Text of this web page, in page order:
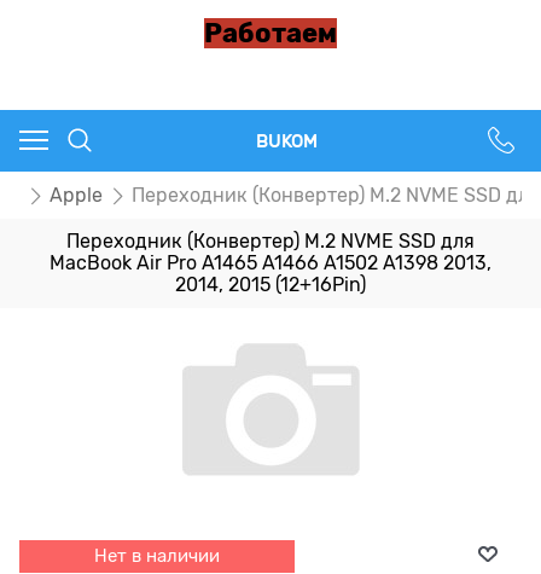
Работаем
BUKOM
Apple Переходник (Конвертер) M.2 NVME SSD
Переходник (Конвертер) M.2 NVME SSD для
MacBook Air Pro A1465 A1466 A1502 A1398 2013,
2014, 2015 (12+16Pin)
Нет в наличии